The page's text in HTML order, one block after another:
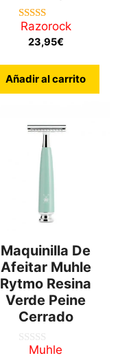
5.00
de 5
Razorock
23,95€
Añadir al carrito
Maquinilla De
Afeitar Muhle
Rytmo Resina
Verde Peine
Cerrado
Muhle